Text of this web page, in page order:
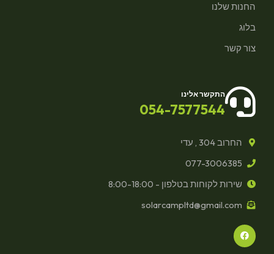
החנות שלנו
בלוג
צור קשר
התקשר אלינו
054-7577544
החרוב 304 , עדי
077-3006385
שירות לקוחות בטלפון - 8:00-18:00
solarcampltd@gmail.com
F
a
c